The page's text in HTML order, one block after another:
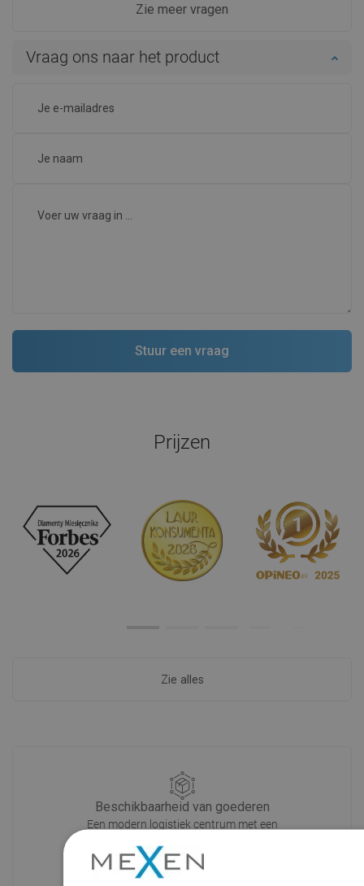
Zie meer vragen
Vraag ons naar het product
Prijzen
Zie alles
Beschikbaarheid van goederen
Een modern logistiek centrum met een
oppervlakte van 31.000 m² met meer
dan 68.000 palletplaatsen biedt meer
dan 1500.000 beschikbare producten!